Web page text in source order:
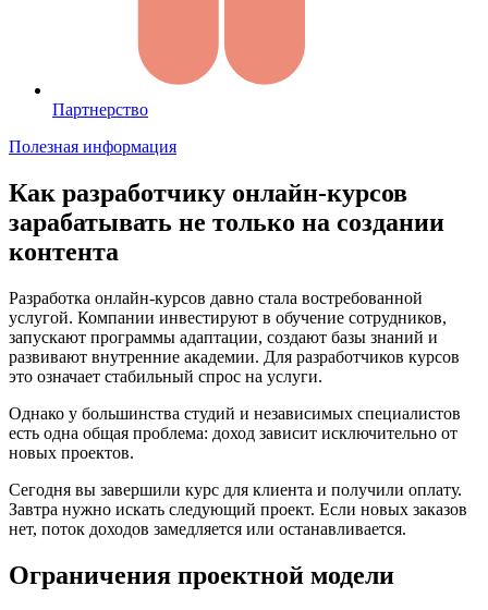
Партнерство
Полезная информация
Как разработчику онлайн-курсов
зарабатывать не только на создании
контента
Разработка онлайн-курсов давно стала востребованной
услугой. Компании инвестируют в обучение сотрудников,
запускают программы адаптации, создают базы знаний и
развивают внутренние академии. Для разработчиков курсов
это означает стабильный спрос на услуги.
Однако у большинства студий и независимых специалистов
есть одна общая проблема: доход зависит исключительно от
новых проектов.
Сегодня вы завершили курс для клиента и получили оплату.
Завтра нужно искать следующий проект. Если новых заказов
нет, поток доходов замедляется или останавливается.
Ограничения проектной модели